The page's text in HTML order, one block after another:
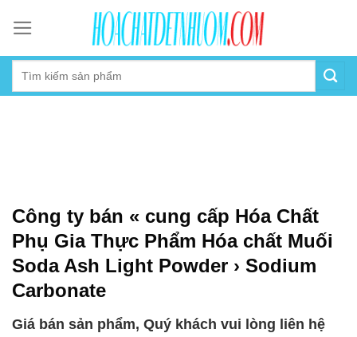
content
Công ty bán « cung cấp Hóa Chất
Phụ Gia Thực Phẩm Hóa chất Muối
Soda Ash Light Powder › Sodium
Carbonate
Giá bán sản phẩm, Quý khách vui lòng liên hệ